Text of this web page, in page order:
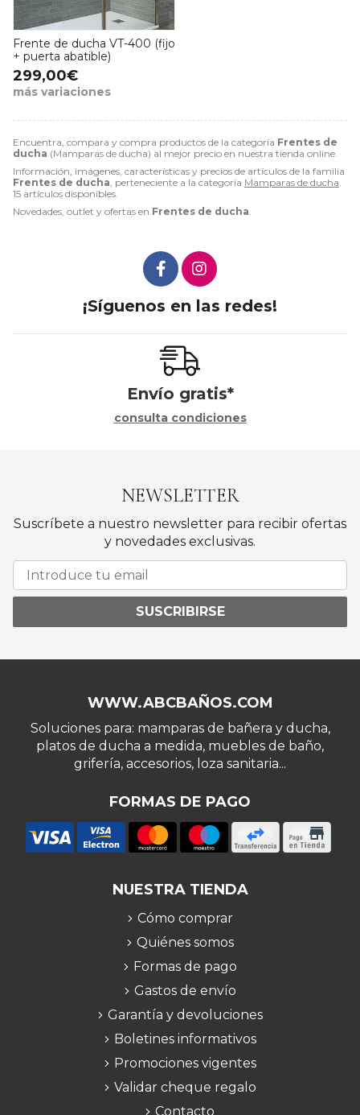
Encuentra, compara y compra productos de la categoría Frentes de
ducha (Mamparas de ducha) al mejor precio en nuestra tienda online.
Información, imágenes, características y precios de artículos de la familia
Frentes de ducha, perteneciente a la categoría Mamparas de ducha.
15 artículos disponibles.
Novedades, outlet y ofertas en Frentes de ducha.
Frente de ducha VT-400 (fijo
+ puerta abatible)
299,00€
más variaciones
¡Síguenos en las redes!
Envío gratis*
consulta condiciones
NEWSLETTER
Suscríbete a nuestro newsletter para recibir ofertas
y novedades exclusivas.
SUSCRIBIRSE
WWW.ABCBAÑOS.COM
Soluciones para: mamparas de bañera y ducha,
platos de ducha a medida, muebles de baño,
grifería, accesorios, loza sanitaria...
FORMAS DE PAGO
NUESTRA TIENDA
Cómo comprar
Quiénes somos
Formas de pago
Gastos de envío
Garantía y devoluciones
Boletines informativos
Promociones vigentes
Validar cheque regalo
Contacto